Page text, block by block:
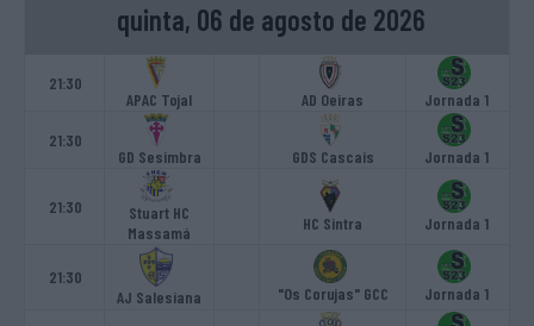
quinta, 06 de agosto de 2026
21:30
APAC Tojal
AD Oeiras
Jornada 1
21:30
GD Sesimbra
GDS Cascais Jornada 1
21:30
Stuart HC
Massamá
HC Sintra Jornada 1
21:30
AJ Salesiana
"Os Corujas" GCC Jornada 1